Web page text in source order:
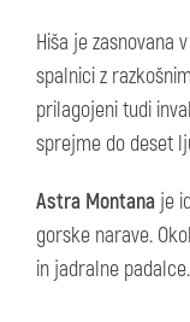
Hiša je zasnovana
spalnici z
prilagojeni tudi
sprejme do deset
Astra Montana je
gorske narave.
in jadralne padalce.